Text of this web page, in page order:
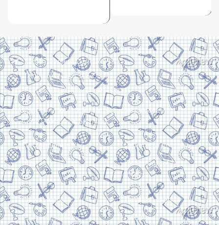
Харків, вулиця Сумська, 13
Телефон: (050) 305-05-41
E-Mail: torsingplus@gmail.com
Інтернет-магазин Торсінг. Усі права захищені
© 2024. Розробка:Skill Unit
Про видавництво
Контакти
Оплата та доставка
Повернення та
обмін
Скачати прайс
Система знижок
Договір оферти
Політика